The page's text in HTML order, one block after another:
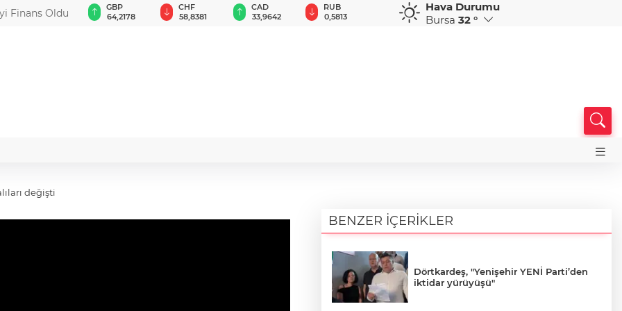
Finans Oldu
EUR
55,0592
GBP
64,2178
CHF
58,8381
CAD
33,9642
RUB
0,5813
AED
12,9557
AUD
33,5205
Hava Durumu
Bursa 32 °
değişti
BENZER İÇERİKLER
Dörtkardeş, "Yenişehir YENİ Parti’den
iktidar yürüyüşü"